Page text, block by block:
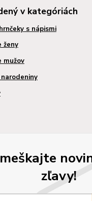
v kategóriách
s nápismi
ženy
mužov
zľavy!